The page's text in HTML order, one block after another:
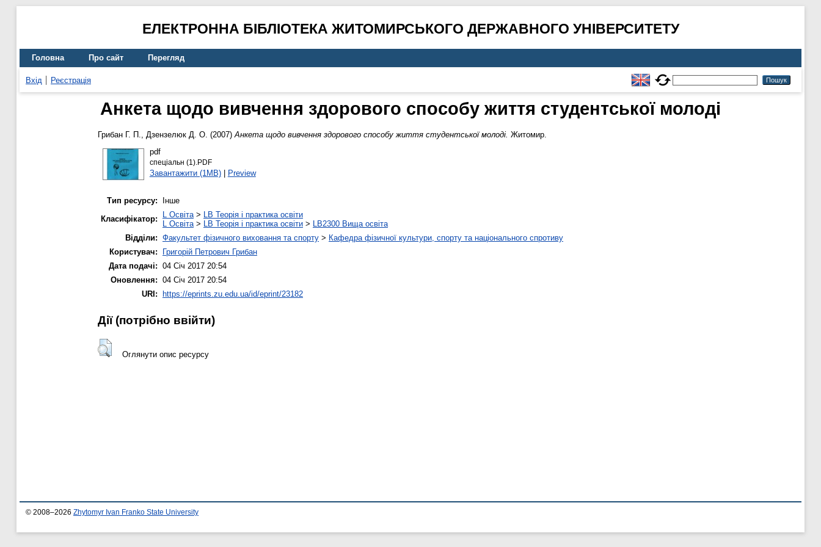
ЕЛЕКТРОННА БІБЛІОТЕКА ЖИТОМИРСЬКОГО ДЕРЖАВНОГО УНІВЕРСИТЕТУ
Головна Про сайт Перегляд
Вхід Реєстрація
Анкета щодо вивчення здорового способу життя студентської молоді
Грибан Г. П., Дзензелюк Д. О. (2007)Анкета щодо вивчення здорового способу життя студентської молоді. Житомир.
pdf
спеціальн (1).PDF
Завантажити (1MB)| Preview
Тип ресурсу:
Інше
Класифікатор:
L Освіта> LB Теорія і практика освіти
L Освіта> LB Теорія і практика освіти > LB2300 Вища освіта
Відділи: Факультет фізичного виховання та спорту > Кафедра фізичної культури, спорту та національного спротиву
Користувач:
Григорій Петрович Грибан
Дата подачі: 04 Січ 2017 20:54
Оновлення: 04 Січ 2017 20:54
URI:
https://eprints.zu.edu.ua/id/eprint/23182
Дії ​​(потрібно ввійти)
Оглянути опис ресурсу
© 2008–2026 Zhytomyr Ivan Franko State University